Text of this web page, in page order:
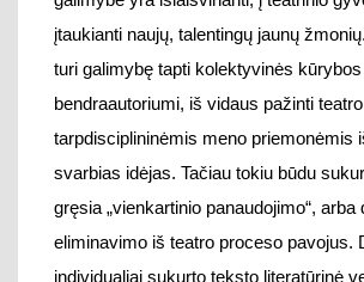
individualiai
sukurto teksto literatūrinė
kūrėjams
teikia
galimybę sukurti
gilesnių prasmių , rankraštis gali tapti
ir spektaklis, yra neatsiejama
prasmės irprestižo dalis. Individualiai
gali peržengti dabar esan
čias dramos,
skirto kūrinio ribas ir
teatrine
geru teatro tekstu, o
kaip teigė Heineris